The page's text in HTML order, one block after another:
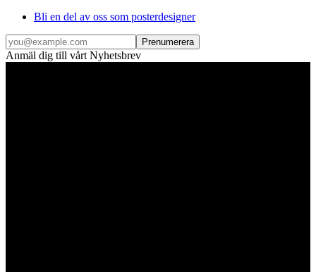
Bli en del av oss som posterdesigner
Prenumerera
Anmäl dig till vårt Nyhetsbrev